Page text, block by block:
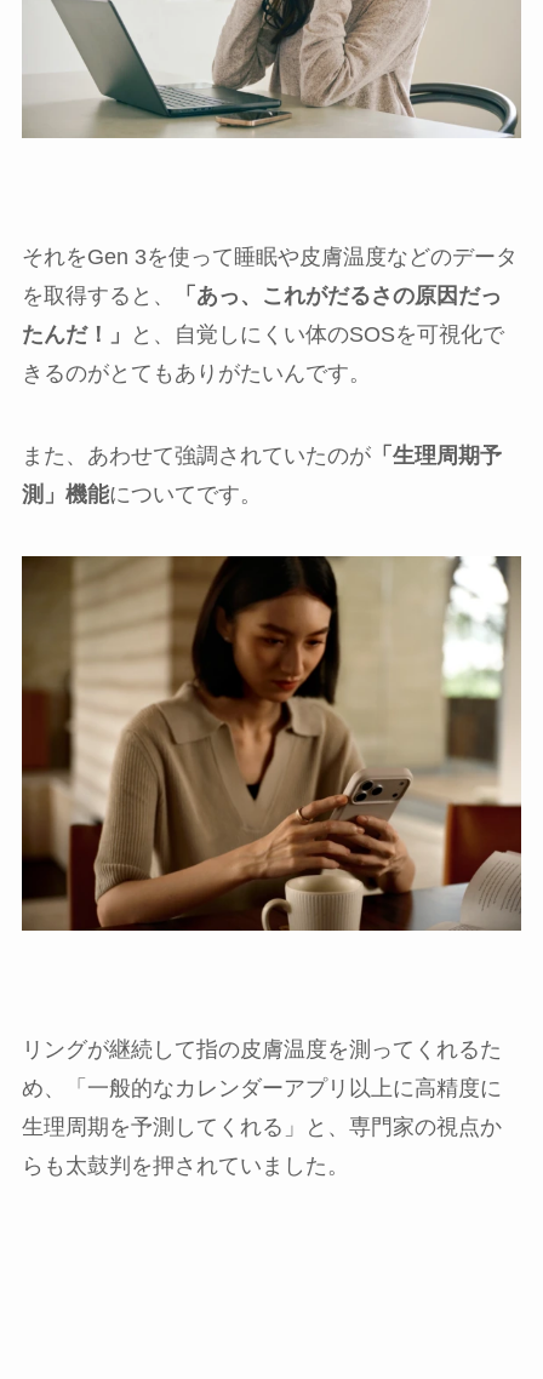
それをGen 3を使って睡眠や皮膚温度などのデータ
を取得すると、
「あっ、これがだるさの原因だっ
たんだ！」
と、自覚しにくい体のSOSを可視化で
きるのがとてもありがたいんです。
また、あわせて強調されていたのが「生理周期予
測」機能についてです。
リングが継続して指の皮膚温度を測ってくれるた
め、「一般的なカレンダーアプリ以上に高精度に
生理周期を予測してくれる」と、専門家の視点か
らも太鼓判を押されていました。